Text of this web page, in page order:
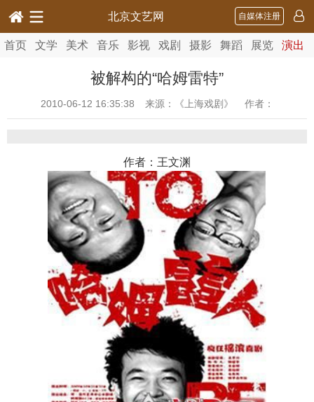
北京文艺网 自媒体注册
首页 文学 美术 音乐 影视 戏剧 摄影 舞蹈 展览 演出
被解构的“哈姆雷特”
2010-06-12 16:35:38 来源：《上海戏剧》 作者：
作者：王文渊